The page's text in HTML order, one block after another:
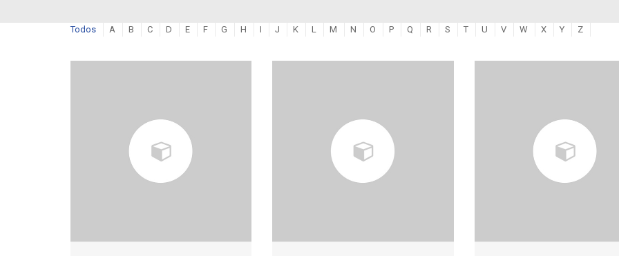
Todos A B C D E F G H I J K L M N O P Q R S T U V W X Y Z